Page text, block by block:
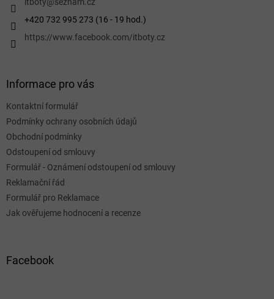
+420 732 995 273 (16 - 19 hod.)
https://www.facebook.com/itboty.cz
Informace pro vás
Kontaktní formulář
Podmínky ochrany osobních údajů
Obchodní podmínky
Odstoupení od smlouvy
Formulář - Oznámení odstoupení od smlouvy
Reklamační řád
Formulář pro Reklamace
Jak ověřujeme hodnocení a recenze
Facebook